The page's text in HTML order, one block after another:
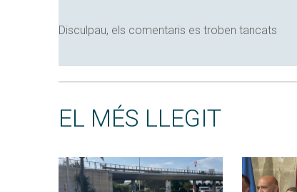
Disculpau, els comentaris es troben tancats
EL MÉS LLEGIT